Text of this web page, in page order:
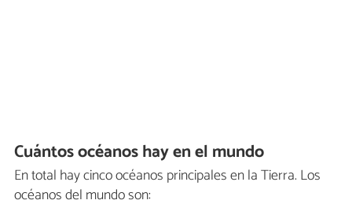
Cuántos océanos hay en el mundo
En total hay cinco océanos principales en la Tierra. Los
océanos del mundo son: